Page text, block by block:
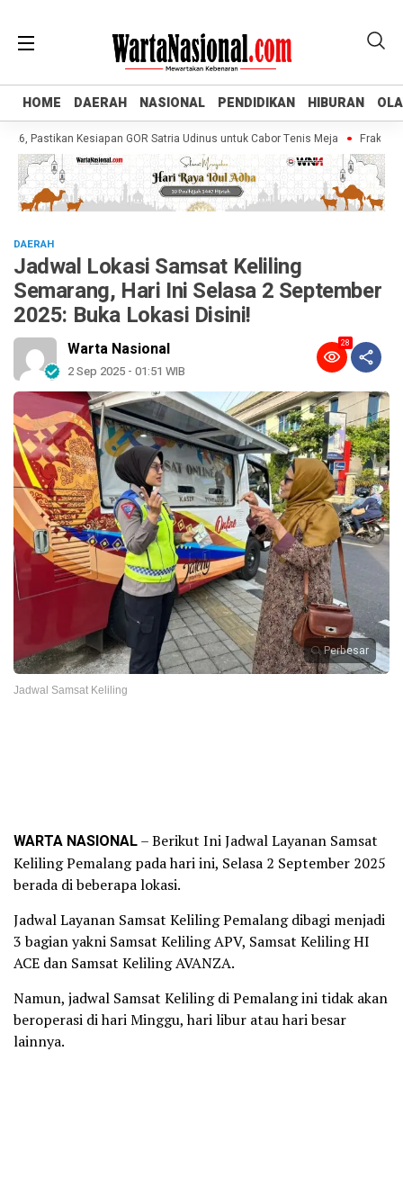
HOME DAERAH NASIONAL PENDIDIKAN HIBURAN
HOME DAERAH NASIONAL PENDIDIKAN HIBURAN
Kesiapan GOR Satria Udinus untuk Cabor Tenis Meja Fraksi Golkar
DAERAH
Jadwal Lokasi Samsat Keliling
Semarang, Hari Ini Selasa 2 September
2025: Buka Lokasi Disini!
Warta Nasional
2 Sep 2025 - 01:51 WIB
28
Perbesar
Jadwal Samsat Keliling
WARTA NASIONAL– Berikut Ini Jadwal Layanan Samsat
Keliling Pemalang pada hari ini, Selasa 2 September 2025
berada di beberapa lokasi.
Jadwal Layanan Samsat Keliling Pemalang dibagi menjadi
3 bagian yakni Samsat Keliling APV, Samsat Keliling HI
ACE dan Samsat Keliling AVANZA.
Namun, jadwal Samsat Keliling di Pemalang ini tidak akan
beroperasi di hari Minggu, hari libur atau hari besar
lainnya.